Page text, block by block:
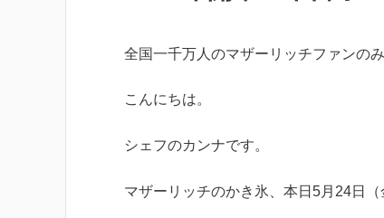
全国一千万人のマザーリッチファンのみ
こんにちは。
シェフのカンナです。
マザーリッチのかき氷、本日5月24日（